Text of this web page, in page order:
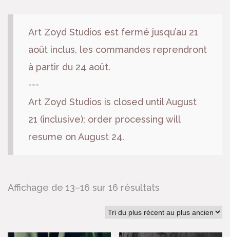
Art Zoyd Studios est fermé jusqu’au 21
août inclus, les commandes reprendront
à partir du 24 août.
---
Art Zoyd Studios is closed until August
21 (inclusive); order processing will
resume on August 24.
Affichage de 13–16 sur 16 résultats